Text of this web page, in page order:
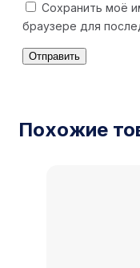
Сохранить моё
браузере для
Похожие